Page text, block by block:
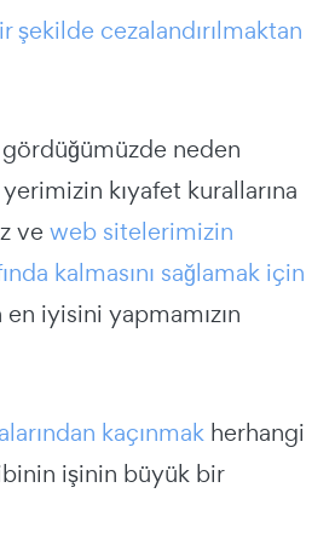
şekilde cezalandırılmaktan
neden
yerimizin kıyafet kurallarına
ve web sitelerimizin
kalmasını sağlamak için
iyisini yapmamızın
kaçınmak herhangi
işinin büyük bir